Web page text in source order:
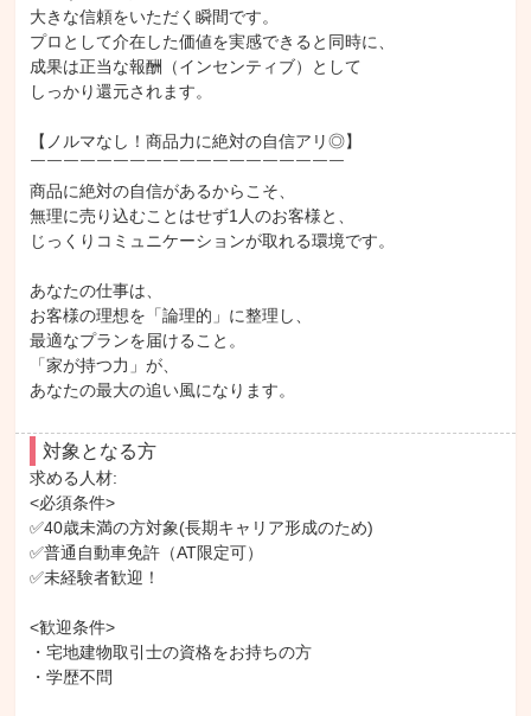
大きな信頼をいただく瞬間です。
プロとして介在した価値を実感できると同時に、
成果は正当な報酬（インセンティブ）として
しっかり還元されます。
【ノルマなし！商品力に絶対の自信アリ◎】
￣￣￣￣￣￣￣￣￣￣￣￣￣￣￣￣￣￣￣
商品に絶対の自信があるからこそ、
無理に売り込むことはせず1人のお客様と、
じっくりコミュニケーションが取れる環境です。
あなたの仕事は、
お客様の理想を「論理的」に整理し、
最適なプランを届けること。
「家が持つ力」が、
あなたの最大の追い風になります。
対象となる方
求める人材:
<必須条件>
✅40歳未満の方対象(長期キャリア形成のため)
✅普通自動車免許（AT限定可）
✅未経験者歓迎！
<歓迎条件>
・宅地建物取引士の資格をお持ちの方
・学歴不問